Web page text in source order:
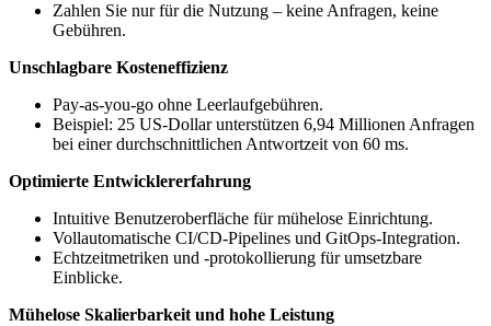
Zahlen Sie nur für die Nutzung – keine Anfragen, keine
Gebühren.
Unschlagbare Kosteneffizienz
Pay-as-you-go ohne Leerlaufgebühren.
Beispiel: 25 US-Dollar unterstützen 6,94 Millionen Anfragen
bei einer durchschnittlichen Antwortzeit von 60 ms.
Optimierte Entwicklererfahrung
Intuitive Benutzeroberfläche für mühelose Einrichtung.
Vollautomatische CI/CD-Pipelines und GitOps-Integration.
Echtzeitmetriken und -protokollierung für umsetzbare
Einblicke.
Mühelose Skalierbarkeit und hohe Leistung